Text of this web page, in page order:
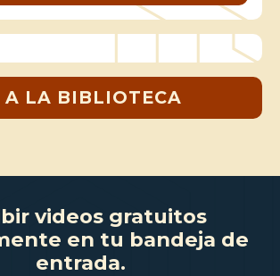
A LA BIBLIOTECA
videos gratuitos
en tu bandeja de
entrada.